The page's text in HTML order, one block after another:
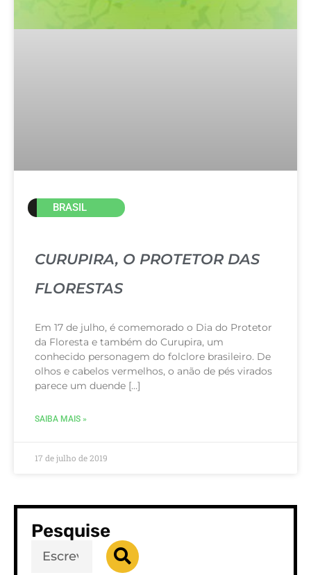
BRASIL
CURUPIRA, O PROTETOR DAS
FLORESTAS
Em 17 de julho, é comemorado o Dia do Protetor
da Floresta e também do Curupira, um
conhecido personagem do folclore brasileiro. De
olhos e cabelos vermelhos, o anão de pés virados
parece um duende […]
SAIBA MAIS »
17 de julho de 2019
Pesquise